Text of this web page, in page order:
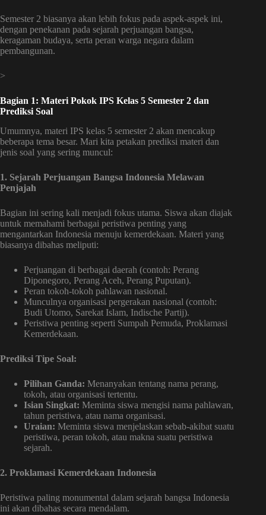
Semester 2 biasanya akan lebih fokus pada aspek-aspek ini,
dengan penekanan pada sejarah perjuangan bangsa,
keragaman budaya, serta peran warga negara dalam
pembangunan.
>
Bagian 1: Materi Pokok IPS Kelas 5 Semester 2 dan
Prediksi Soal
Umumnya, materi IPS kelas 5 semester 2 akan mencakup
beberapa tema besar. Mari kita petakan prediksi materi dan
jenis soal yang sering muncul:
1. Sejarah Perjuangan Bangsa Indonesia Melawan
Penjajah
Bagian ini sering kali menjadi fokus utama. Siswa akan diajak
untuk memahami berbagai peristiwa penting yang
mengantarkan Indonesia menuju kemerdekaan. Materi yang
biasanya dibahas meliputi:
Perjuangan di berbagai daerah (contoh: Perang
Diponegoro, Perang Aceh, Perang Puputan).
Peran tokoh-tokoh pahlawan nasional.
Munculnya organisasi pergerakan nasional (contoh:
Budi Utomo, Sarekat Islam, Indische Partij).
Peristiwa penting seperti Sumpah Pemuda, Proklamasi
Kemerdekaan.
Prediksi Tipe Soal:
Pilihan Ganda: Menanyakan tentang nama perang,
tokoh, atau organisasi tertentu.
Isian Singkat: Meminta siswa mengisi nama pahlawan,
tahun peristiwa, atau nama organisasi.
Uraian: Meminta siswa menjelaskan sebab-akibat suatu
peristiwa, peran tokoh, atau makna suatu peristiwa
sejarah.
2. Proklamasi Kemerdekaan Indonesia
Peristiwa paling monumental dalam sejarah bangsa Indonesia
ini akan dibahas secara mendalam.